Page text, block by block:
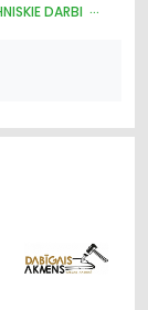
DARBI